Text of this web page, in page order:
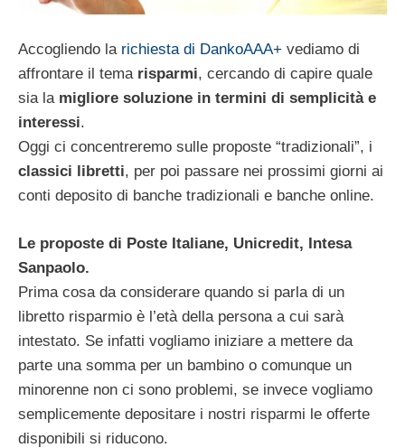
Accogliendo la richiesta di DankoAAA+ vediamo di
affrontare il tema risparmi, cercando di capire quale
sia la migliore soluzione in termini di semplicità e
interessi.
Oggi ci concentreremo sulle proposte “tradizionali”, i
classici libretti, per poi passare nei prossimi giorni ai
conti deposito di banche tradizionali e banche online.
Le proposte di Poste Italiane, Unicredit, Intesa
Sanpaolo.
Prima cosa da considerare quando si parla di un
libretto risparmio è l’età della persona a cui sarà
intestato. Se infatti vogliamo iniziare a mettere da
parte una somma per un bambino o comunque un
minorenne non ci sono problemi, se invece vogliamo
semplicemente depositare i nostri risparmi le offerte
disponibili si riducono.